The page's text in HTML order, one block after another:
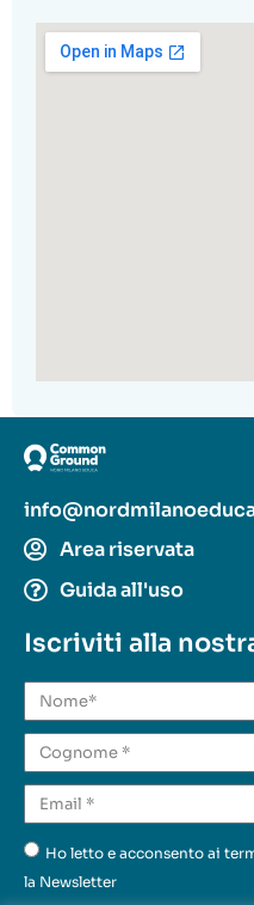
Area riservata
Guida all'uso
Iscriviti alla
Ho letto e acconsento ai
la Newsletter